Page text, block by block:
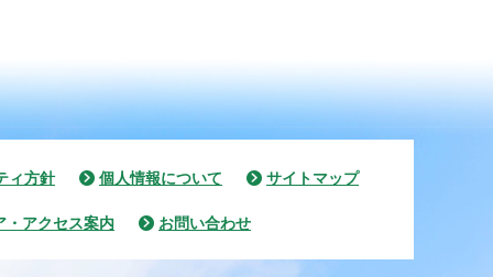
ィ方針 個人情報について サイトマップ
・アクセス案内 お問い合わせ